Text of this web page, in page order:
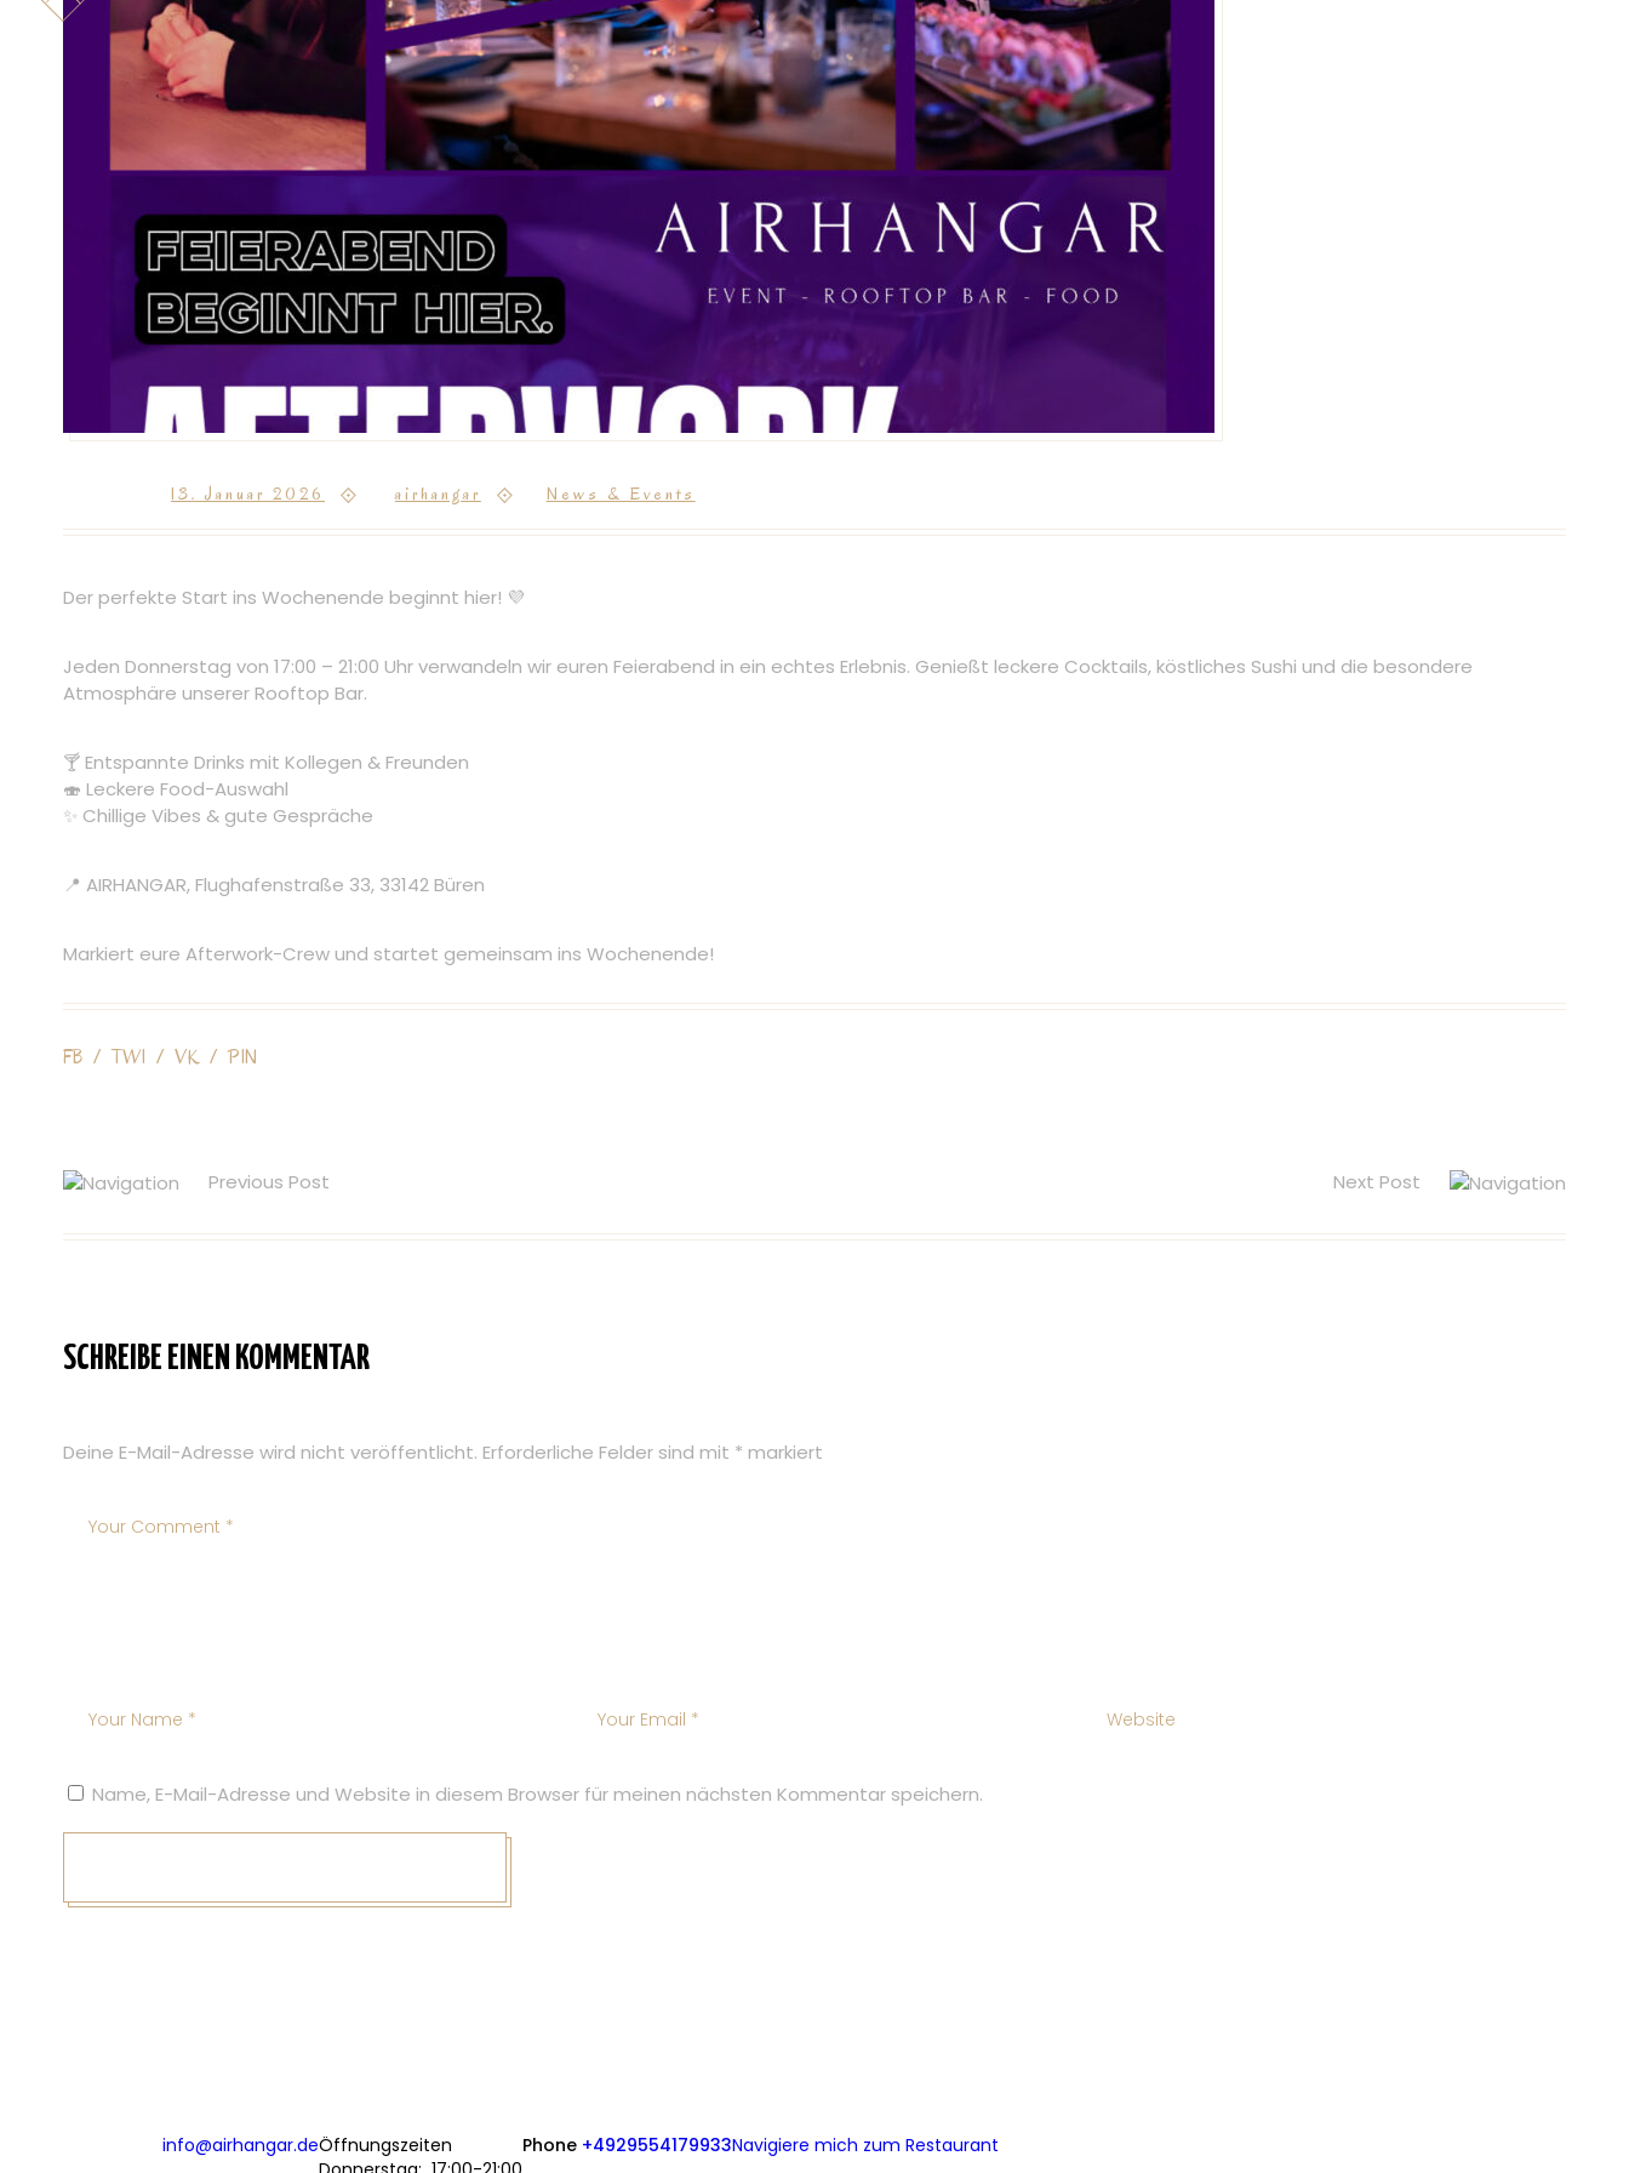
13. Januar 2026 byairhangar News & Events
Der perfekte Start ins Wochenende beginnt hier! 💜
Jeden Donnerstag von 17:00 – 21:00 Uhr verwandeln wir euren Feierabend in ein echtes Erlebnis. Genießt leckere Cocktails, köstliches Sushi und die besondere
Atmosphäre unserer Rooftop Bar.
🍸 Entspannte Drinks mit Kollegen & Freunden
🍣 Leckere Food-Auswahl
✨ Chillige Vibes & gute Gespräche
📍 AIRHANGAR, Flughafenstraße 33, 33142 Büren
Markiert eure Afterwork-Crew und startet gemeinsam ins Wochenende!
FB /TWI / VK/PIN
Previous Post Next Post
SCHREIBE EINEN KOMMENTAR
Deine E-Mail-Adresse wird nicht veröffentlicht. Erforderliche Felder sind mit * markiert
Name, E-Mail-Adresse und Website in diesem Browser für meinen nächsten Kommentar speichern.
info@airhangar.deÖffnungszeiten
Phone +4929554179933Navigiere mich zum Restaurant